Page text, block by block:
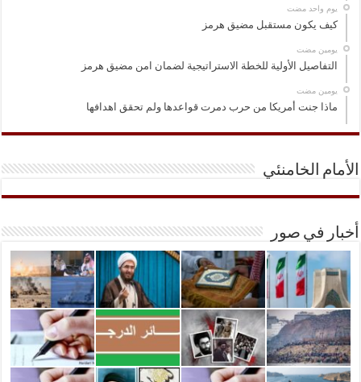
‏يوم واحد مضت
كيف يكون مستقبل مضيق هرمز
‏يومين مضت
التفاصيل الأولية للخطة الاستراتيجية لضمان امن مضيق هرمز
‏يومين مضت
ماذا جنت أمريكا من حرب دمرت قواعدها ولم تحقق اهدافها
الأمام الخامنئي
أخبار في صور